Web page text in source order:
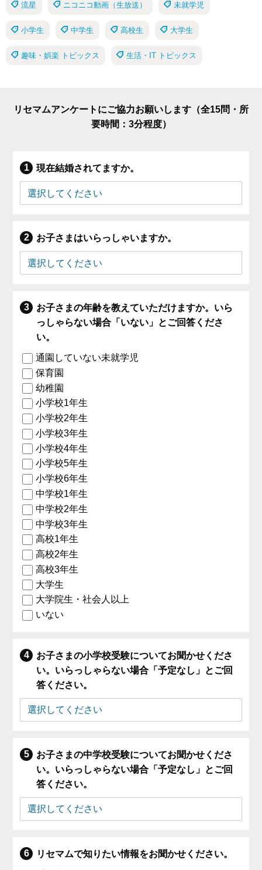
流星 ニコニコ動画（生放送） 未就学児
小学生 中学生 高校生 大学生
趣味・娯楽 トピックス 生活・IT トピックス
リセマムアンケートにご協力お願いします（全15問・所
要時間：3分程度）
現在結婚されてますか。
お子さまはいらっしゃいますか。
お子さまの年齢を教えていただけますか。いら
っしゃらない場合「いない」とご回答くださ
い。
通園していない未就学児
保育園
幼稚園
小学校1年生
小学校2年生
小学校3年生
小学校4年生
小学校5年生
小学校6年生
中学校1年生
中学校2年生
中学校3年生
高校1年生
高校2年生
高校3年生
大学生
大学院生・社会人以上
いない
お子さまの小学校受験についてお聞かせくださ
い。いらっしゃらない場合「予定なし」とご回
答ください。
お子さまの中学校受験についてお聞かせくださ
い。いらっしゃらない場合「予定なし」とご回
答ください。
リセマムで知りたい情報をお聞かせください。